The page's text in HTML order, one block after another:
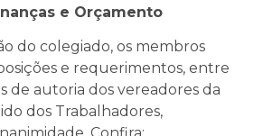
e Orçamento
do colegiado, os membros
e requerimentos, entre
de autoria dos vereadores da
dos Trabalhadores,